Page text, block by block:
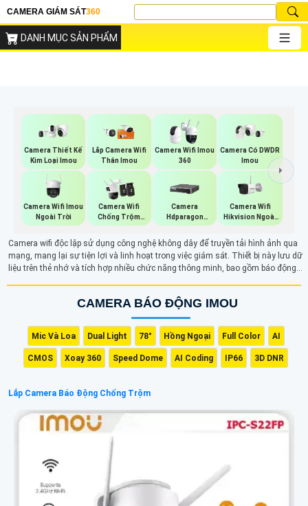
CAMERA GIÁM SÁT360
DANH MỤC SẢN PHẨM
Camera Thiết Kế
Kim Loại Imou
Lắp Camera Wifi
Thân Imou
Camera Wifi Imou
360
Camera Có DWDR
Imou
Camera Wifi Imou
Ngoài Trời
Camera Wifi
Chống Trộm
Imou
Camera
Hdparagon
Starlight
Camera Wifi
Hikvision Ngoài
Trời
Camera wifi độc lập sử dụng công nghệ không dây để truyền tải hình ảnh qua
mạng, mang lại sự tiện lợi và linh hoạt trong việc giám sát. Thiết bị này lưu dữ
liệu trên thẻ nhớ và tích hợp nhiều chức năng thông minh, bao gồm báo động
bảo mật cho gia đình và doanh nghiệp.
CAMERA BÁO ĐỘNG IMOU
Mic Và Loa Dual Light 78° Hồng Ngoại Full Color AI
CMOS Xoay 360 Speed Dome AI Coding IP66 3D DNR
Lắp Camera Báo Động Chống Trộm